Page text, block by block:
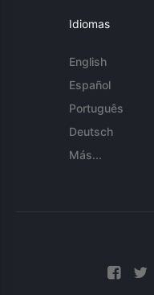
Idiomas
English
Español
Português
Deutsch
Más...